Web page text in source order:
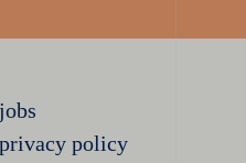
jobs
privacy policy